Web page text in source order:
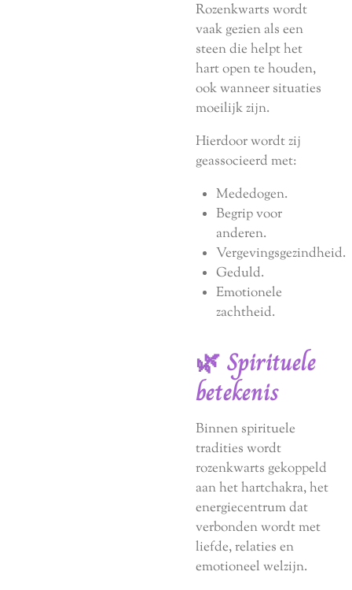
Rozenkwarts wordt
vaak gezien als een
steen die helpt het
hart open te houden,
ook wanneer situaties
moeilijk zijn.
Hierdoor wordt zij
geassocieerd met:
Mededogen.
Begrip voor
anderen.
Vergevingsgezindheid.
Geduld.
Emotionele
zachtheid.
🌿 Spirituele
betekenis
Binnen spirituele
tradities wordt
rozenkwarts gekoppeld
aan het hartchakra, het
energiecentrum dat
verbonden wordt met
liefde, relaties en
emotioneel welzijn.